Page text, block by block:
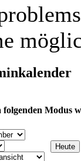
folgenden Modus